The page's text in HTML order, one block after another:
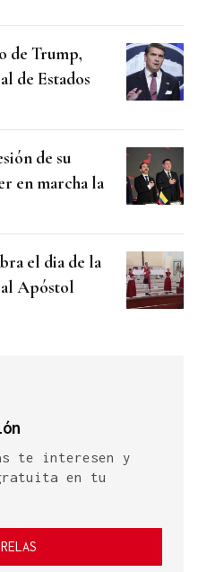
de Trump,
de Estados
de su
en marcha la
el dia de la
Apóstol
te interesen y
en tu